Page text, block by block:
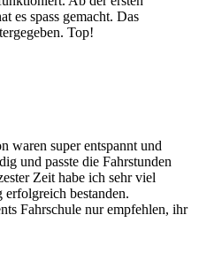
es spass gemacht. Das
Top!
waren super entspannt und
und passte die Fahrstunden
Zeit habe ich sehr viel
bestanden.
Fahrschule nur empfehlen, ihr